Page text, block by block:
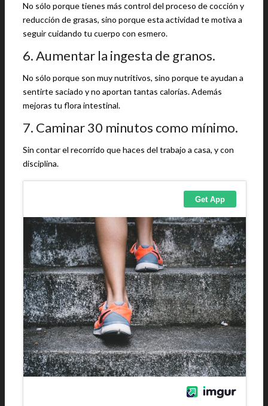
No sólo porque tienes más control del proceso de cocción y
reducción de grasas, sino porque esta actividad te motiva a
seguir cuidando tu cuerpo con esmero.
6. Aumentar la ingesta de granos.
No sólo porque son muy nutritivos, sino porque te ayudan a
sentirte saciado y no aportan tantas calorías. Además
mejoras tu flora intestinal.
7. Caminar 30 minutos como mínimo.
Sin contar el recorrido que haces del trabajo a casa, y con
disciplina.